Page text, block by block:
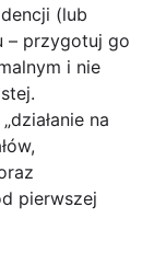
(lub
– przygotuj go
i nie
na
pierwszej